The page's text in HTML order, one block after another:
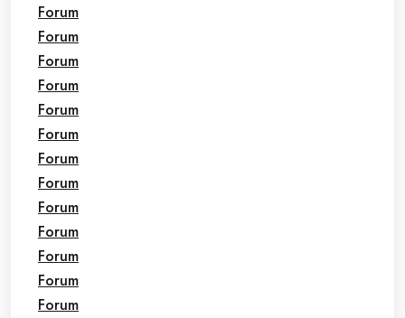
Forum
Forum
Forum
Forum
Forum
Forum
Forum
Forum
Forum
Forum
Forum
Forum
Forum